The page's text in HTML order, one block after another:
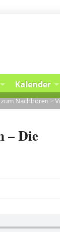
Kalender
zum Nachhören>
– Die